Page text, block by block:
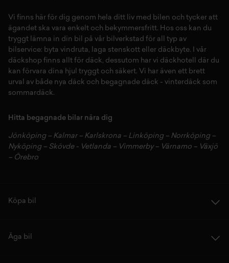
Vi finns här för dig genom hela ditt liv med bilen och tycker att
ägandet ska vara enkelt och bekymmersfritt. Hos oss kan du
tryggt lämna in din bil på vår bilverkstad för all typ av
bilservice: byta vindruta, laga stenskott eller däckbyte. I vår
däckshop finns allt för däck, dessutom har vi däckhotell d är du
kan förvara dina hjul tryggt och säkert. Vi har även ett brett
urval av både nya däck och begagnade däck - vinterdäck som
sommardäck.
Hitta begagnade bilar nära dig
Jönköping– Kalmar – Karlskrona – Linköping– Norrköping–
Nyköping– Skövde- Vetlanda – Vimmerby– Värnamo – Växjö
– Örebro
Köpa bil
Äga bil